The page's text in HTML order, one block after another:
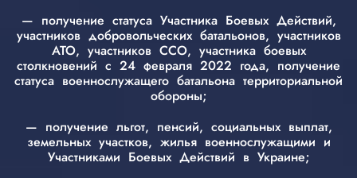
— получение статуса Участника Боевых Действий,
участников добровольческих батальонов, участников
АТО, участников ССО, участника боевых
столкновений с 24 февраля 2022 года, получение
статуса военнослужащего батальона территориальной
обороны;
— получение льгот, пенсий, социальных выплат,
земельных участков, жилья военнослужащими и
Участниками Боевых Действий в Украине;